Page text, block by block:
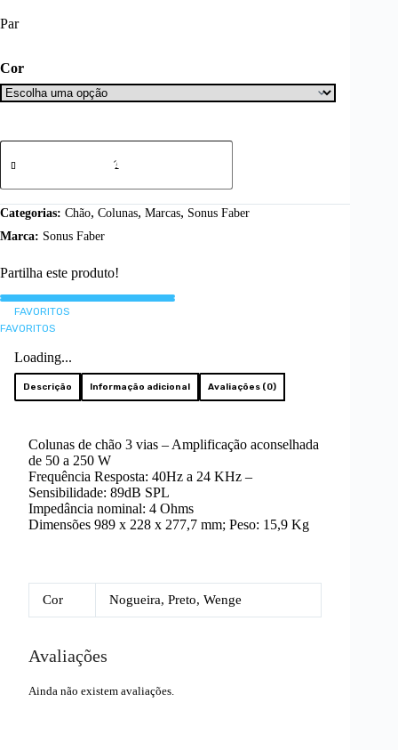
Par
Cor
Quantidade
de
Faber
Lumina
-
de
Adicionar
Categorias: Chão, Colunas, Marcas, Sonus Faber
Marca: Sonus Faber
Partilha este produto!
FAVORITOS
FAVORITOS
Loading...
Descrição Informação adicional Avaliações (0)
Colunas de chão 3 vias – Amplificação aconselhada
de 50 a 250 W
Frequência Resposta: 40Hz a 24 KHz –
Sensibilidade: 89dB SPL
Impedância nominal: 4 Ohms
Dimensões 989 x 228 x 277,7 mm; Peso: 15,9 Kg
Cor Nogueira, Preto, Wenge
Avaliações
Ainda não existem avaliações.